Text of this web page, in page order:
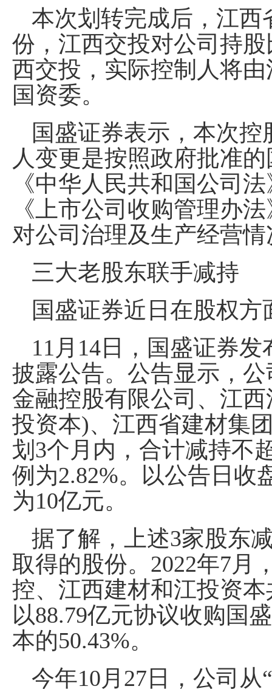
本次划转完成后，江西
份，江西交投对公司持
西交投，实际控制人将
国资委。
国盛证券表示，本次
人变更是按照政府批准
《中华人民共和国公司
《上市公司收购管理办
对公司治理及生产经营
三大老股东联手减持
国盛证券近日在股权方
11月14日，国盛证券
披露公告。公告显示，
金融控股有限公司、江
投资本)、江西省建材集
划3个月内，合计减持不
例为2.82%。以公告日收
为10亿元。
据了解，上述3家股东
取得的股份。2022年7月
控、江西建材和江投资
以88.79亿元协议收购国
本的50.43%。
今年10月27日，公司从